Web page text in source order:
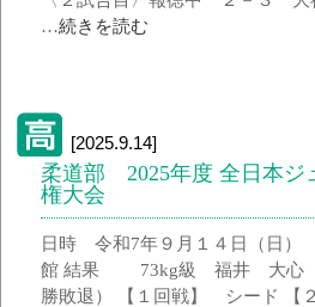
…続きを読む
[2025.9.14]
柔道部 2025年度 全日本ジ
権大会
日時 令和7年９月１４日（日
館 結果 73kg級 福井 大心（
勝敗退） 【１回戦】 シード